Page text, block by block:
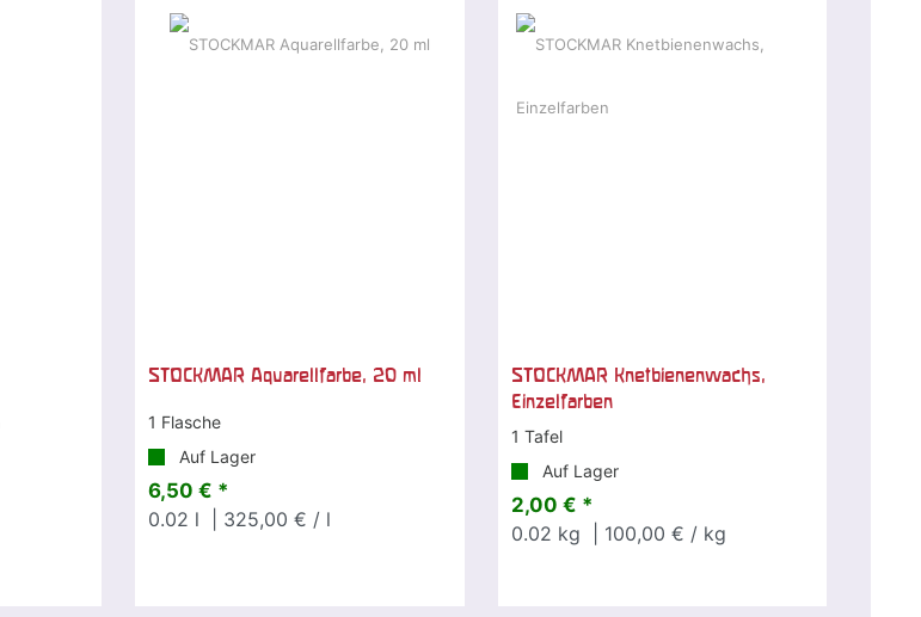
STOCKMAR Aquarellfarbe, 20 ml
1 Flasche
Auf Lager
6,50 € *
0.02 l | 325,00 € / l
STOCKMAR Knetbienenwachs,
Einzelfarben
1 Tafel
Auf Lager
2,00 € *
0.02 kg | 100,00 € / kg